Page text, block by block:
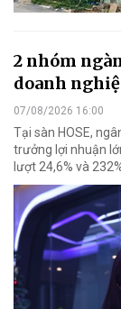
2 nhóm
doanh
07/08/2026 16:00
Tại sàn HOSE,
trưởng lợi nhuận
lượt 24,6% và